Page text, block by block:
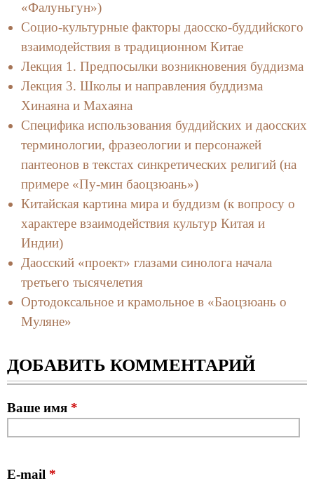
«Фалуньгун»)
Социо-культурные факторы даосско-буддийского
взаимодействия в традиционном Китае
Лекция 1. Предпосылки возникновения буддизма
Лекция 3. Школы и направления буддизма
Хинаяна и Махаяна
Специфика использования буддийских и даосских
терминологии, фразеологии и персонажей
пантеонов в текстах синкретических религий (на
примере «Пу-мин баоцзюань»)
Китайская картина мира и буддизм (к вопросу о
характере взаимодействия культур Китая и
Индии)
Даосский «проект» глазами синолога начала
третьего тысячелетия
Ортодоксальное и крамольное в «Баоцзюань о
Муляне»
ДОБАВИТЬ КОММЕНТАРИЙ
Ваше имя *
E-mail *